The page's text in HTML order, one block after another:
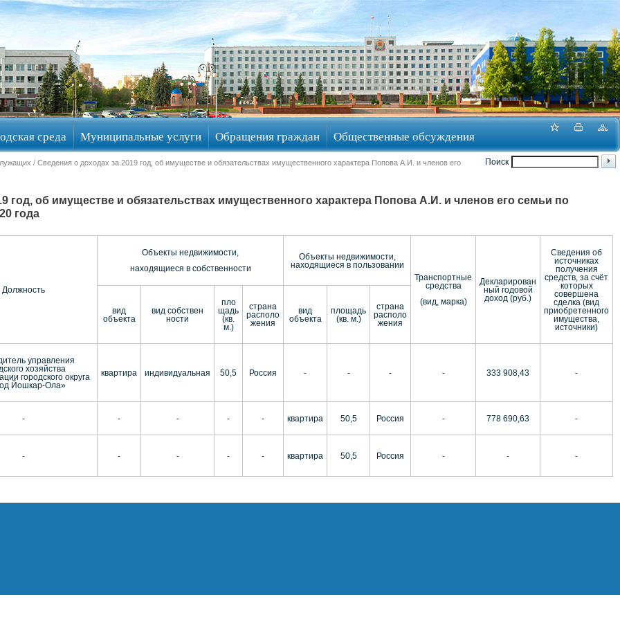
среда Муниципальные услуги Обращения граждан Общественные обсуждения
Поиск
/ Сведения о доходах за 2019 год, об имуществе и обязательствах имущественного характера Попова А.И. и членов его
год, об имуществе и обязательствах имущественного характера Попова А.И. и членов его семьи по
года
Должность
Объекты недвижимости,
находящиеся в собственности
Объекты недвижимости,
находящиеся в пользовании
Транспортные
средства
(вид, марка)
Декларирован
ный годовой
доход (руб.)
Сведения об
источниках
получения
средств, за счёт
которых
совершена
сделка (вид
приобретенного
имущества,
источники)
вид
объекта
вид собствен
ности
пло
щадь
(кв.
м.)
страна
располо
жения
вид
объекта
площадь
(кв. м.)
страна
располо
жения
управления
хозяйства
городского округа
Йошкар-Ола»
квартира индивидуальная 50,5 Россия - - - - 333 908,43 -
- - - - - квартира 50,5 Россия - 778 690,63 -
- - - - - квартира 50,5 Россия - - -